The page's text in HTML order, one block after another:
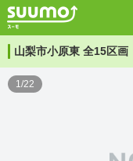
山梨市小原東 全15区画
1/22